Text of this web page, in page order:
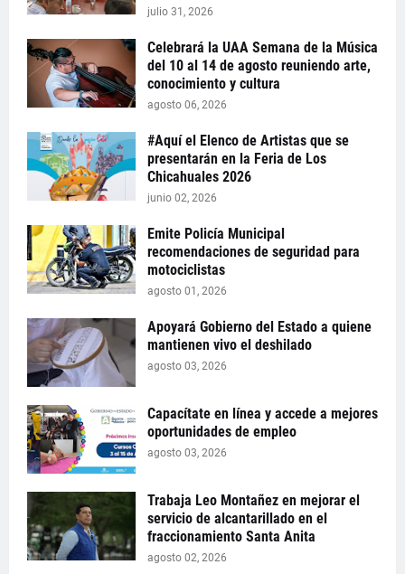
julio 31, 2026
Celebrará la UAA Semana de la Música
del 10 al 14 de agosto reuniendo arte,
conocimiento y cultura
agosto 06, 2026
#Aquí el Elenco de Artistas que se
presentarán en la Feria de Los
Chicahuales 2026
junio 02, 2026
Emite Policía Municipal
recomendaciones de seguridad para
motociclistas
agosto 01, 2026
Apoyará Gobierno del Estado a quiene
mantienen vivo el deshilado
agosto 03, 2026
Capacítate en línea y accede a mejores
oportunidades de empleo
agosto 03, 2026
Trabaja Leo Montañez en mejorar el
servicio de alcantarillado en el
fraccionamiento Santa Anita
agosto 02, 2026